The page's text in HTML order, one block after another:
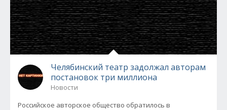
Челябинский театр задолжал авторам
постановок три миллиона
Новости
Российское авторское общество обратилось в